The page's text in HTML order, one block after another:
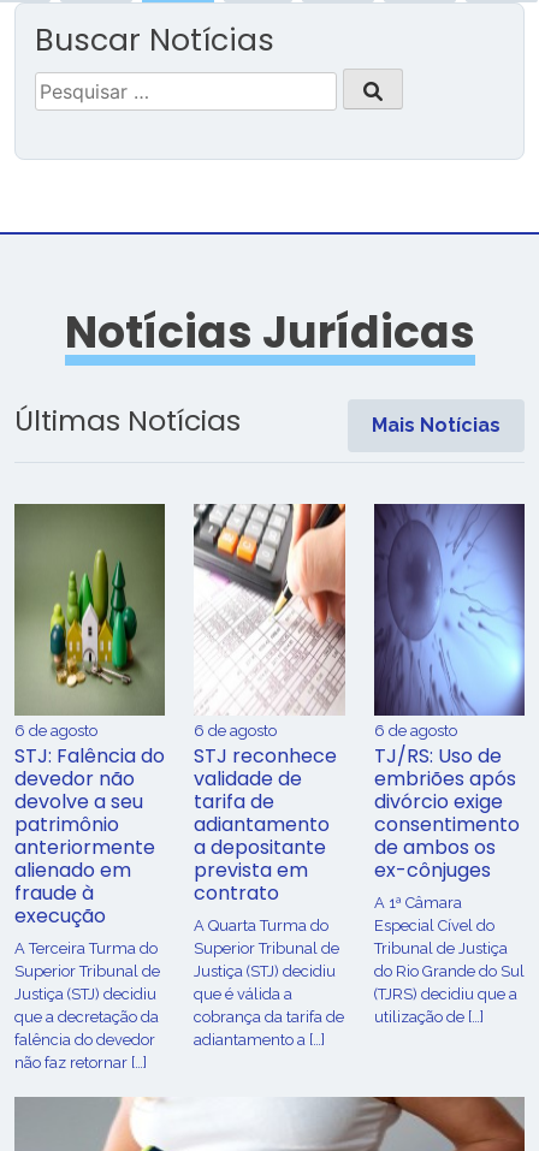
Buscar Notícias
Pesquisar
por:
Notícias Jurídicas
Últimas Notícias Mais Notícias
6 de agosto
STJ: Falência do
devedor não
devolve a seu
patrimônio
anteriormente
alienado em
fraude à
execução
A Terceira Turma do
Superior Tribunal de
Justiça (STJ) decidiu
que a decretação da
falência do devedor
não faz retornar […]
6 de agosto
STJ reconhece
validade de
tarifa de
adiantamento
a depositante
prevista em
contrato
A Quarta Turma do
Superior Tribunal de
Justiça (STJ) decidiu
que é válida a
cobrança da tarifa de
adiantamento a […]
6 de agosto
TJ/RS: Uso de
embriões após
divórcio exige
consentimento
de ambos os
ex-cônjuges
A 1ª Câmara
Especial Cível do
Tribunal de Justiça
do Rio Grande do Sul
(TJRS) decidiu que a
utilização de […]